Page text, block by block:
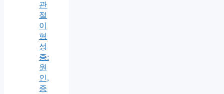
관
절
이
형
성
증:
원
인,
증